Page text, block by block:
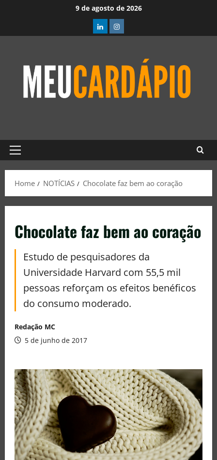
9 de agosto de 2026
Home NOTÍCIAS Chocolate faz bem ao coração
Chocolate faz bem ao coração
Estudo de pesquisadores da
Universidade Harvard com 55,5 mil
pessoas reforçam os efeitos benéficos
do consumo moderado.
Redação MC
5 de junho de 2017